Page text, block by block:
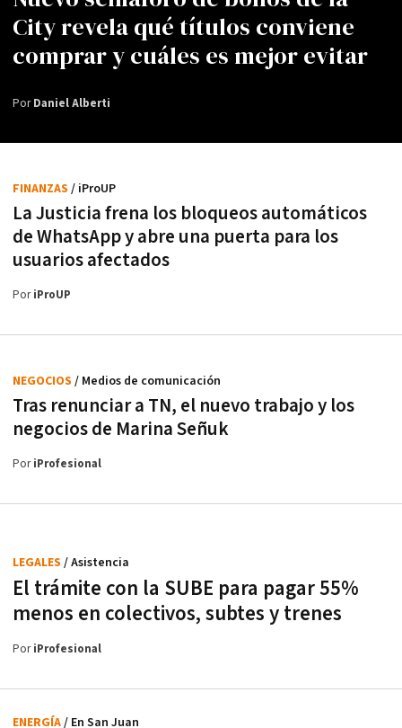
City revela qué títulos conviene
comprar y cuáles es mejor evitar
PorDaniel Alberti
La Justicia frena los bloqueos automáticos
de WhatsApp y abre una puerta para los
usuarios afectados
FINANZAS / iProUP
PoriProUP
Tras renunciar a TN, el nuevo trabajo y los
negocios de Marina Señuk
NEGOCIOS / Medios de comunicación
PoriProfesional
El trámite con la SUBE para pagar 55%
menos en colectivos, subtes y trenes
LEGALES / Asistencia
PoriProfesional
ENERGÍA/ En San Juan